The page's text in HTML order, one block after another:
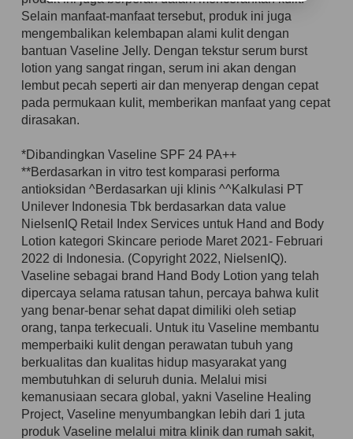
Selain manfaat-manfaat tersebut, produk ini juga
mengembalikan kelembapan alami kulit dengan
bantuan Vaseline Jelly. Dengan tekstur serum burst
lotion yang sangat ringan, serum ini akan dengan
lembut pecah seperti air dan menyerap dengan cepat
pada permukaan kulit, memberikan manfaat yang cepat
dirasakan.
*Dibandingkan Vaseline SPF 24 PA++
**Berdasarkan in vitro test komparasi performa
antioksidan ^Berdasarkan uji klinis ^^Kalkulasi PT
Unilever Indonesia Tbk berdasarkan data value
NielsenIQ Retail Index Services untuk Hand and Body
Lotion kategori Skincare periode Maret 2021- Februari
2022 di Indonesia. (Copyright 2022, NielsenIQ).
Vaseline sebagai brand Hand Body Lotion yang telah
dipercaya selama ratusan tahun, percaya bahwa kulit
yang benar-benar sehat dapat dimiliki oleh setiap
orang, tanpa terkecuali. Untuk itu Vaseline membantu
memperbaiki kulit dengan perawatan tubuh yang
berkualitas dan kualitas hidup masyarakat yang
membutuhkan di seluruh dunia. Melalui misi
kemanusiaan secara global, yakni Vaseline Healing
Project, Vaseline menyumbangkan lebih dari 1 juta
produk Vaseline melalui mitra klinik dan rumah sakit,